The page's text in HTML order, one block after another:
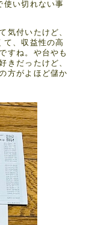
使い切れない事
気付いたけど、
て、収益性の高
すね。や台やも
きだったけど、
方がよほど儲か